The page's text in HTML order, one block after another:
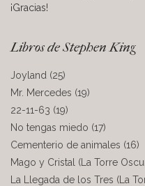
¡Gracias!
Libros de Stephen King
Joyland (25)
Mr. Mercedes (19)
22-11-63 (19)
No tengas miedo (17)
Cementerio de animales (16)
Mago y Cristal (La Torre
La Llegada de los Tres (La